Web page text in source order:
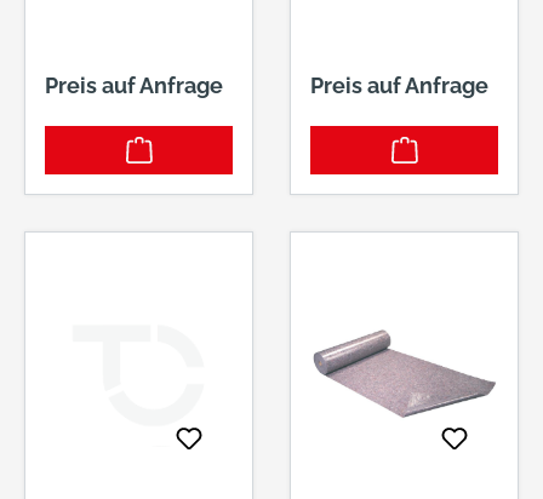
Preis auf Anfrage Preis auf Anfrage